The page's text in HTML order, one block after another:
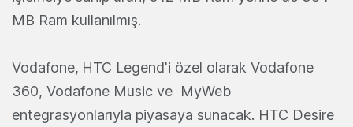
MB Ram kullanılmış.
Vodafone, HTC Legend'i özel olarak Vodafone
360, Vodafone Music ve MyWeb
entegrasyonlarıyla piyasaya sunacak. HTC Desire